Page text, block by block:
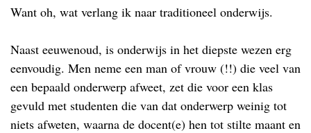
Want oh, wat verlang ik naar traditioneel onderwijs.
Naast eeuwenoud, is onderwijs in het diepste wezen erg
eenvoudig. Men neme een man of vrouw (!!) die veel van
een bepaald onderwerp afweet, zet die voor een klas
gevuld met studenten die van dat onderwerp weinig tot
niets afweten, waarna de docent(e) hen tot stilte maant en